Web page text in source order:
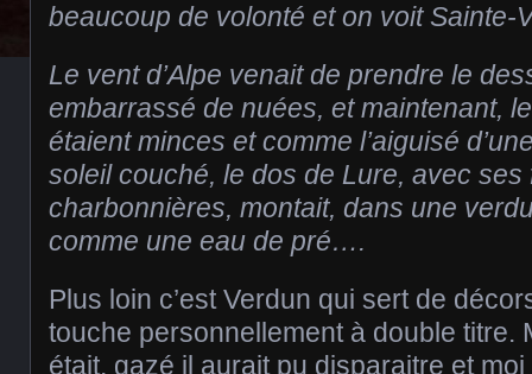
beaucoup de volonté et on voit Sainte-
Le vent d’Alpe venait de prendre le
embarrassé de nuées, et maintenant,
étaient minces et comme l’aiguisé
soleil couché, le dos de Lure, avec ses
charbonnières, montait, dans une
comme une eau de pré….
Plus loin c’est Verdun qui sert de
touche personnellement à double titre.
était, gazé il aurait pu disparaitre et